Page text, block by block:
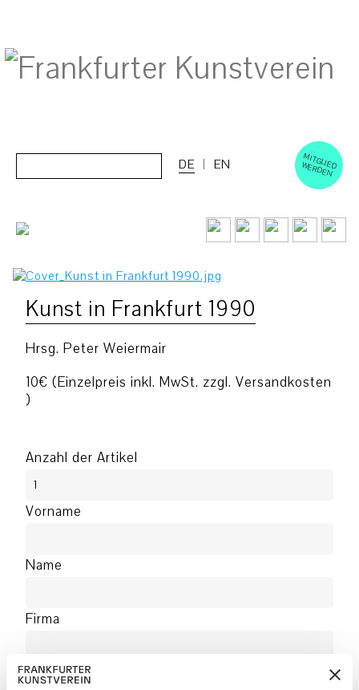
M
ITGLIED W
ERD
EN
DE EN
Kunst in Frankfurt 1990
Hrsg. Peter Weiermair
10€ (Einzelpreis inkl. MwSt. zzgl. Versandkosten
)
Anzahl der Artikel
Vorname
Name
Firma
Addresse